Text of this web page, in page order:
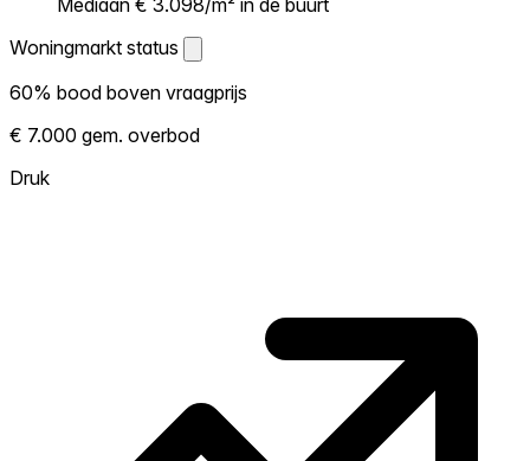
Woningmarkt status
Woningmarkt status
Laat zien hoe competitief de markt hier is.
Hoe meer woningen boven vraagprijs
verkopen, hoe heter. Heet? Verwacht
60% bood boven vraagprijs
€ 7.000 gem. overbod
Druk